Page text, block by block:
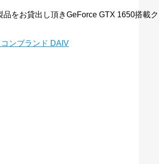
をお貸出し頂きGeForce GTX 1650搭載
ンブランド DAIV